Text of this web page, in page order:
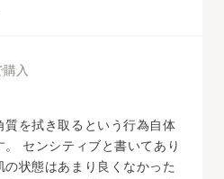
入
質を拭き取るという行為自体
センシティブと書いてあり
状態はあまり良くなかった